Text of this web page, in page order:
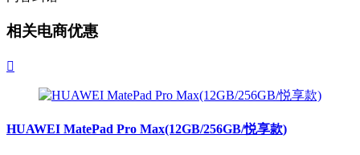
相关电商优惠

HUAWEI MatePad Pro Max(12GB/256GB/悦享款)